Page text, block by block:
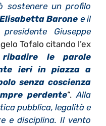
sostenere un profilo
Elisabetta Barone e il
Giuseppe
Tofalo citando l’ex
le parole
ieri in piazza a
senza coscienza
perdente“.Alla
pubblica, legalità e
e disciplina. Il vento